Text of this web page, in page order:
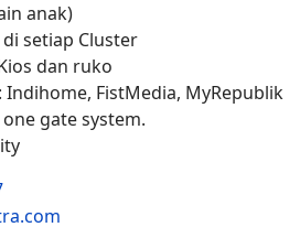
anak)
setiap Cluster
dan ruko
FistMedia, MyRepublik
gate system.